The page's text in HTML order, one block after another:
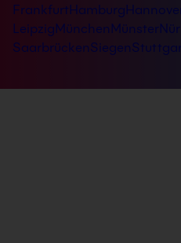
FrankfurtHamburgHannover
LeipzigMünchen Münster
SaarbrückenSiegen Stuttgart